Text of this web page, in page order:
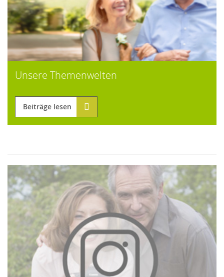
Unsere Themenwelten
Beiträge lesen